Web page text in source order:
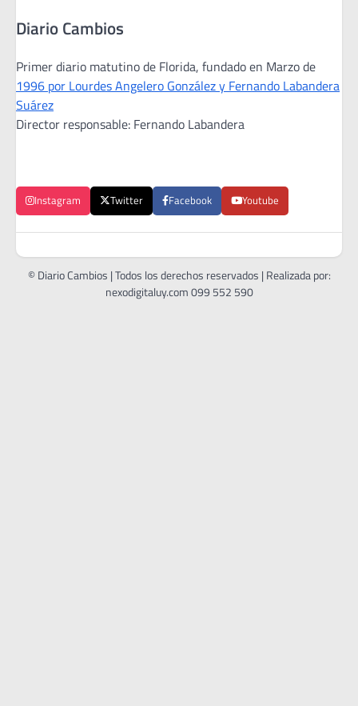
Diario Cambios
Primer diario matutino de Florida, fundado en Marzo de
1996 por Lourdes Angelero González y Fernando Labandera
Suárez
Director responsable: Fernando Labandera
Instagram Twitter Facebook Youtube